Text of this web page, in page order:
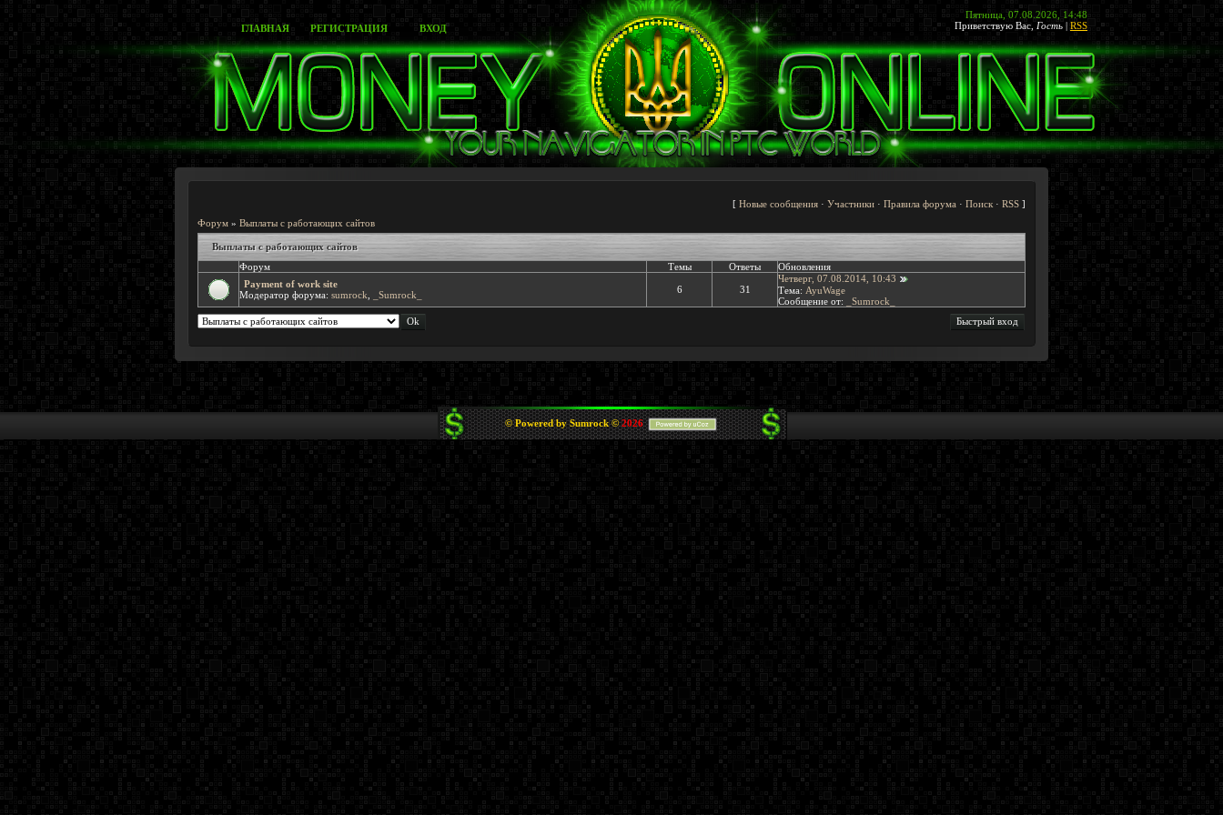
ГЛАВНАЯ РЕГИСТРАЦИЯ ВХОД
Пятница, 07.08.2026, 14:48
Приветствую Вас Гость | RSS
[ Новые сообщения · Участники · Правила форума · Поиск · RSS ]
Форум » Выплаты с работающих сайтов
Выплаты с работающих сайтов
Форум
Темы Ответы
Обновления
Payment of work site
Модератор форума: sumrock _Sumrock_ 6 31
Четверг, 07.08.2014, 10:43
Тема: AyuWage
Сообщение от:
_Sumrock_
© Powered by Sumrock © 2026